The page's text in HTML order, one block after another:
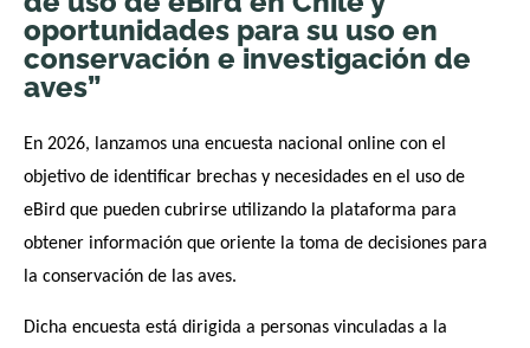
oportunidades para su uso en
conservación e investigación de
aves”
En 2026, lanzamos una encuesta nacional online con el
objetivo de identificar brechas y necesidades en el uso de
eBird que pueden cubrirse utilizando la plataforma para
obtener información que oriente la toma de decisiones para
la conservación de las aves.
Dicha encuesta está dirigida a personas vinculadas a la